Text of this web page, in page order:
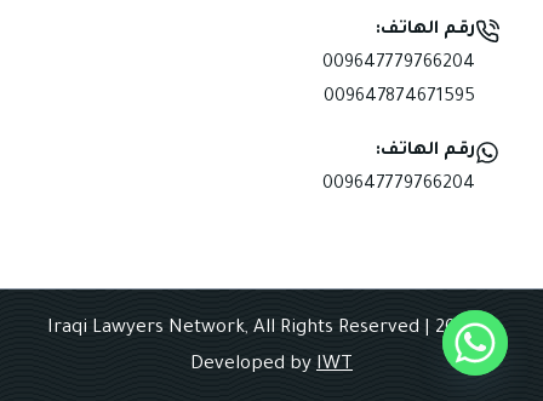
رقم الهاتف:
009647779766204
009647874671595
رقم الهاتف:
009647779766204
© 2025 Iraqi Lawyers Network, All Rights Reserved |
Developed by IWT